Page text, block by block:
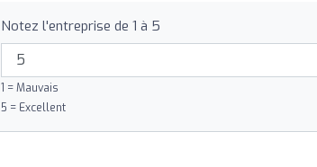
Notez l'entreprise de 1 à 5
1 = Mauvais
5 = Excellent